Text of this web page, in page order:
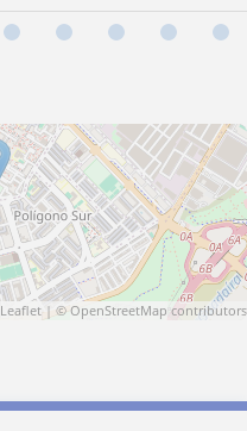
Leaflet| ©OpenStreetMap contributors